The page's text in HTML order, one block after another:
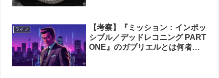
ライフ
【考察】『ミッション：インポッ
シブル／デッドレコニング PART
ONE』のガブリエルとは何者